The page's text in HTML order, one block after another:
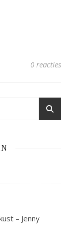
0 reacties
– Jenny